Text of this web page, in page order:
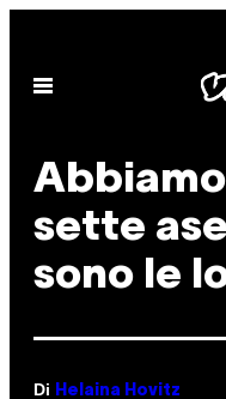
contenuto
Apri
sette
sono le
Di Helaina Hovitz